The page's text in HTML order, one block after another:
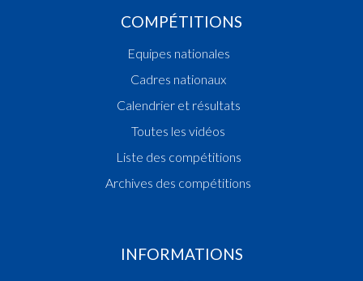
COMPÉTITIONS
Equipes nationales
Cadres nationaux
Calendrier et résultats
Toutes les vidéos
Liste des compétitions
Archives des compétitions
INFORMATIONS